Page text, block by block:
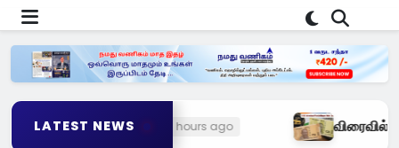
LATEST NEWS
சீதாராமன்! 23 hours ago விரைவில்